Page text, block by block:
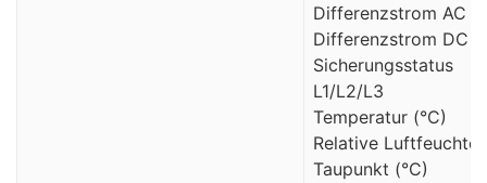
Differenzstrom AC
Differenzstrom DC
Sicherungsstatus
L1/L2/L3
Temperatur (°C)
Relative Luftfeuchte
Taupunkt (°C)